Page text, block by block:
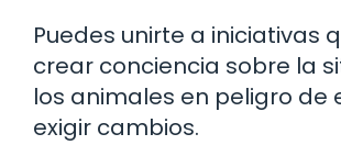
Puedes unirte a iniciativas
crear conciencia sobre la
los animales en peligro de
exigir cambios.